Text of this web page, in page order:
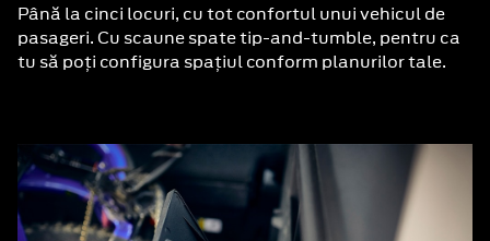
Până la cinci locuri, cu tot confortul unui vehicul de
pasageri. Cu scaune spate tip-and-tumble, pentru ca
tu să poți configura spațiul conform planurilor tale.